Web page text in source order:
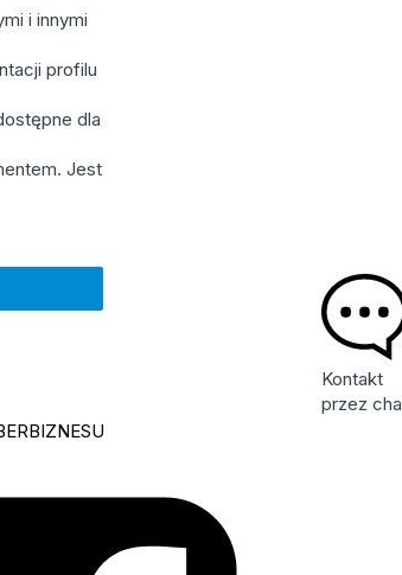
i innymi
profilu
dla
Jest
Kontakt
przez